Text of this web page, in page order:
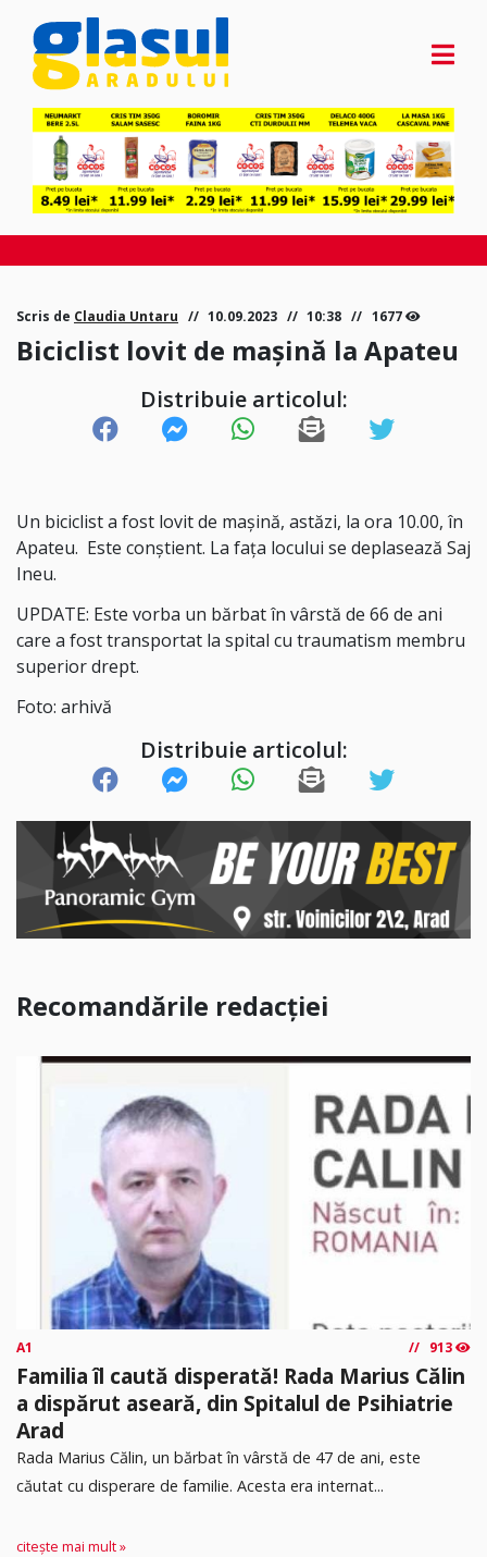
Scris de Claudia Untaru 10.09.2023 10:38 1677
Biciclist lovit de mașină la Apateu
Distribuie articolul:
Un biciclist a fost lovit de mașină, astăzi, la ora 10.00, în
Apateu. Este conștient. La fața locului se deplasează Saj
Ineu.
UPDATE: Este vorba un bărbat în vârstă de 66 de ani
care a fost transportat la spital cu traumatism membru
superior drept.
Foto: arhivă
Distribuie articolul:
Recomandările redacției
A1 913
Familia îl caută disperată! Rada Marius Călin
a dispărut aseară, din Spitalul de Psihiatrie
Arad
Rada Marius Călin, un bărbat în vârstă de 47 de ani, este
căutat cu disperare de familie. Acesta era internat...
citește mai mult »